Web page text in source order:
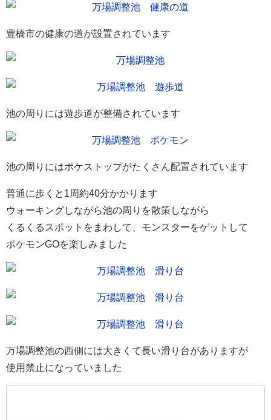
豊橋市の健康の道が設置されています
池の周りには遊歩道が整備されています
池の周りにはポケストップがたくさん配置されています
普通に歩くと1周約40分かかります
ウォーキングしながら池の周りを散策しながら
くるくるスポットをまわして、モンスターをゲットして
ポケモンGOを楽しみました
万場調整池の西側には大きくて長い滑り台がありますが
使用禁止になっていました